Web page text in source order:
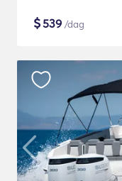
$539 /dag